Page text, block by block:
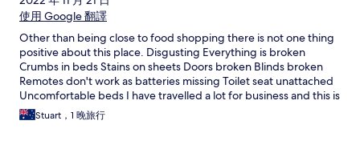
使用 Google 翻譯
Other than being close to food shopping there is not one thing
positive about this place. Disgusting Everything is broken
Crumbs in beds Stains on sheets Doors broken Blinds broken
Remotes don't work as batteries missing Toilet seat unattached
Uncomfortable beds I have travelled a lot for business and this is
BY FAR the worst place I have ever stayed at. Do yourself a
favour and never stay here!!! It makes sense now why this was
Stuart，1 晚旅行